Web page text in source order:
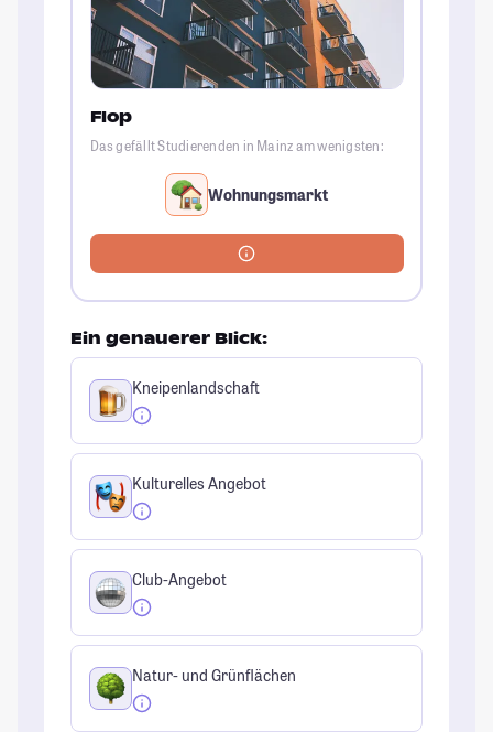
Flop
Das gefällt Studierenden in Mainz am wenigsten:
Wohnungsmarkt
Ein genauerer Blick:
Kneipenlandschaft
Kulturelles Angebot
Club-Angebot
Natur- und Grünflächen